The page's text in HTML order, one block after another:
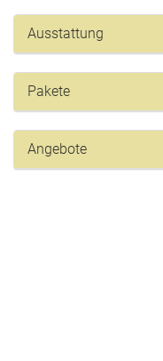
Ausstattung
Pakete
Angebote